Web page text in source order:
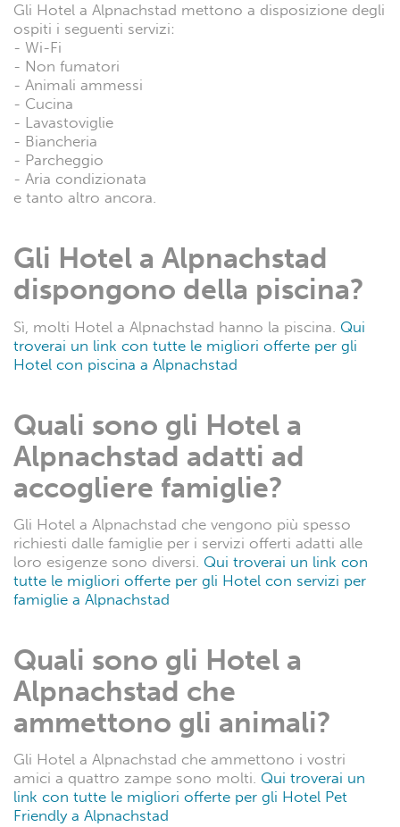
Gli Hotel a Alpnachstad mettono a disposizione degli
ospiti i seguenti servizi:
- Wi-Fi
- Non fumatori
- Animali ammessi
- Cucina
- Lavastoviglie
- Biancheria
- Parcheggio
- Aria condizionata
e tanto altro ancora.
Gli Hotel a Alpnachstad
dispongono della piscina?
Sì, molti Hotel a Alpnachstad hanno la piscina. Qui
troverai un link con tutte le migliori offerte per gli
Hotel con piscina a Alpnachstad
Quali sono gli Hotel a
Alpnachstad adatti ad
accogliere famiglie?
Gli Hotel a Alpnachstad che vengono più spesso
richiesti dalle famiglie per i servizi offerti adatti alle
loro esigenze sono diversi. Qui troverai un link con
tutte le migliori offerte per gli Hotel con servizi per
famiglie a Alpnachstad
Quali sono gli Hotel a
Alpnachstad che
ammettono gli animali?
Gli Hotel a Alpnachstad che ammettono i vostri
amici a quattro zampe sono molti. Qui troverai un
link con tutte le migliori offerte per gli Hotel Pet
Friendly a Alpnachstad